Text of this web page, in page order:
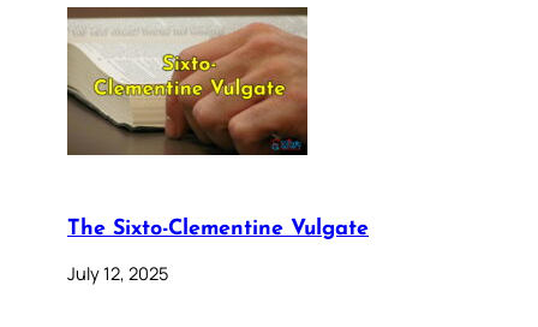
The Sixto-Clementine Vulgate
July 12, 2025